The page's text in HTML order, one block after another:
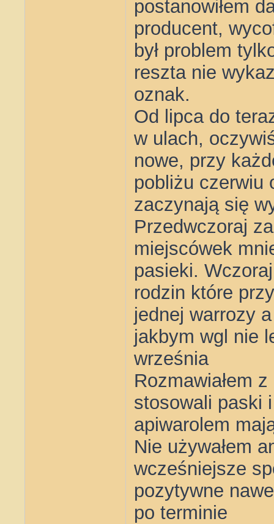
postanowiłem
producent,
był problem
reszta nie
oznak.
Od lipca do
w ulach,
nowe, przy
pobliżu czerwiu
zaczynają się
Przedwczoraj
miejscówek
pasieki.
rodzin które
jednej warrozy
jakbym wgl nie
września
Rozmawiałem
stosowali paski
apiwarolem
Nie używałem
wcześniejsze
pozytywne
po terminie